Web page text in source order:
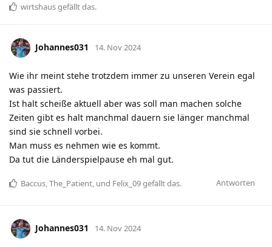
wirtshausgefällt das.
Johannes031 14. Nov 2024
Wie ihr meint stehe trotzdem immer zu unseren Verein egal
was passiert.
Ist halt scheiße aktuell aber was soll man machen solche
Zeiten gibt es halt manchmal dauern sie länger manchmal
sind sie schnell vorbei.
Man muss es nehmen wie es kommt.
Da tut die Länderspielpause eh mal gut.
Antworten
Baccus,The_Patient, und Felix_09gefällt das.
Johannes031 14. Nov 2024